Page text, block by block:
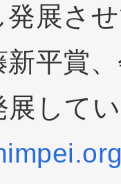
展さ
平賞
展して